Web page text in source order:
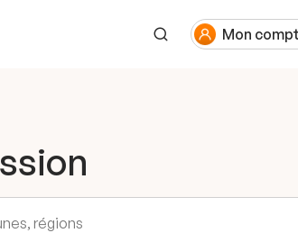
Mon